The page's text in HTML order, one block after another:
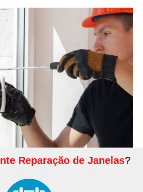
Reparação de Janelas?